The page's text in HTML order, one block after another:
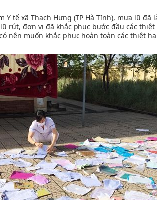
Y tế xã Thạch Hưng (TP Hà Tĩnh), mưa lũ
rút, đơn vị đã khắc phục bước đầu các
nên muốn khắc phục hoàn toàn các thiệt